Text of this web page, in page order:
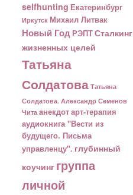
selfhunting Екатеринбург
Иркутск Михаил Литвак
Новый Год РЭПТСталкинг
жизненных целей
Татьяна
Солдатова Татьяна
Солдатова. Александр Семенов
Чита анекдотарт-терапия
аудиокнига "Вести из
будущего. Письма
управленцу". глубинный
коучинг группа
личной